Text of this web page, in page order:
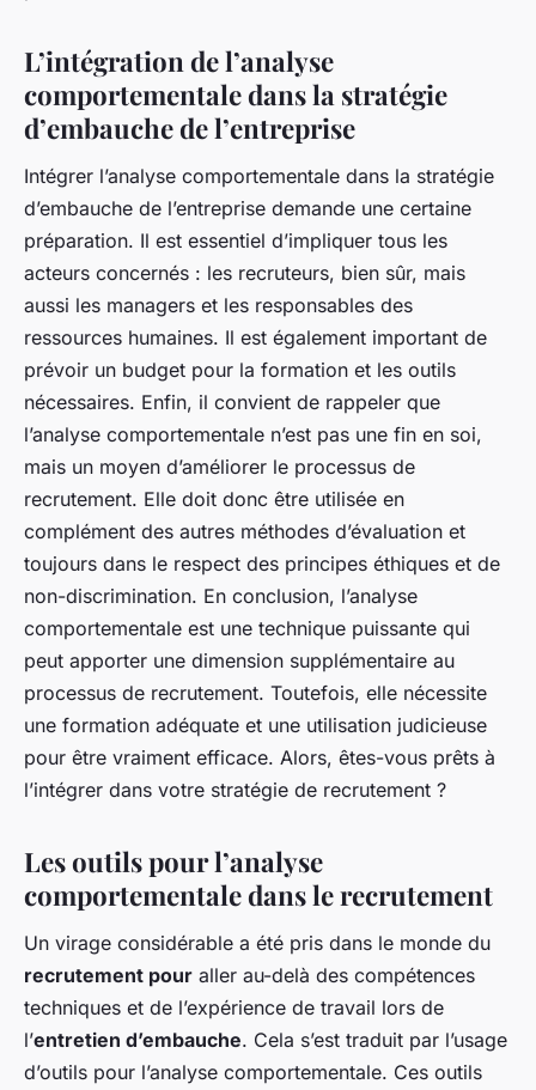
L’intégration de l’analyse
comportementale dans la stratégie
d’embauche de l’entreprise
Intégrer l’analyse comportementale dans la stratégie
d’embauche de l’entreprise demande une certaine
préparation. Il est essentiel d’impliquer tous les
acteurs concernés : les recruteurs, bien sûr, mais
aussi les managers et les responsables des
ressources humaines. Il est également important de
prévoir un budget pour la formation et les outils
nécessaires. Enfin, il convient de rappeler que
l’analyse comportementale n’est pas une fin en soi,
mais un moyen d’améliorer le processus de
recrutement. Elle doit donc être utilisée en
complément des autres méthodes d’évaluation et
toujours dans le respect des principes éthiques et de
non-discrimination. En conclusion, l’analyse
comportementale est une technique puissante qui
peut apporter une dimension supplémentaire au
processus de recrutement. Toutefois, elle nécessite
une formation adéquate et une utilisation judicieuse
pour être vraiment efficace. Alors, êtes-vous prêts à
l’intégrer dans votre stratégie de recrutement ?
Les outils pour l’analyse
comportementale dans le recrutement
Un virage considérable a été pris dans le monde du
recrutement pour aller au-delà des compétences
techniques et de l’expérience de travail lors de
l’entretien d’embauche. Cela s’est traduit par l’usage
d’outils pour l’analyse comportementale. Ces outils